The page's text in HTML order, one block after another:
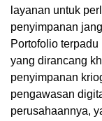
layanan untuk
penyimpanan
Portofolio
yang dirancang
penyimpanan
pengawasan
perusahaannya,